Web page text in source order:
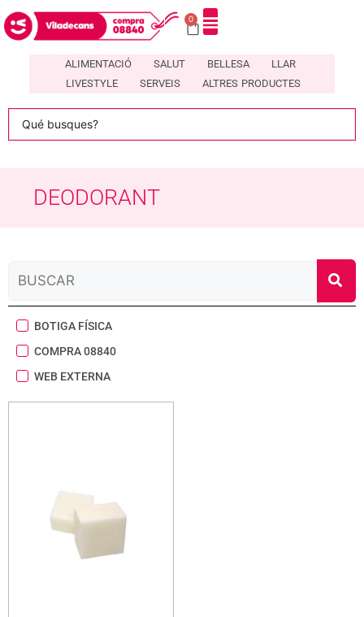
0
ALIMENTACIÓ SALUT BELLESA
LLAR
LIVESTYLE
SERVEIS ALTRES PRODUCTES
DEODORANT
BOTIGA FÍSICA
COMPRA 08840
WEB EXTERNA